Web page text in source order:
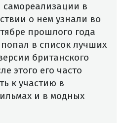
самореализации в
о нем узнали во
прошлого года
в список лучших
британского
этого его часто
к участию в
и в модных